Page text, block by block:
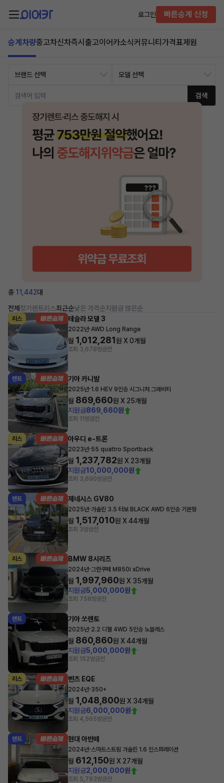
로그인 빠른승계 신청
승계차량중고차신차즉시출고이어카소식커뮤니티 가격표제원
검색
총 11,442대
전체 장기렌트리스최근순낮은 가격순지원금 많은순
리스 테슬라 모델 3
2022년·AWD Long Range
월 1,012,281원 X0개월
조회 3,678방금전
렌트 기아 카니발
2025년·1.6 HEV 9인승 시그니처 그래비티
월 869,660원 X 25개월
지원금869,660원
조회 11 방금전
리스 아우디 e-트론
2023년·55 quattro Sportback
월 1,237,782원 X 23개월
지원금10,000,000원
조회 3,690방금전
렌트 제네시스 GV80
2025년·가솔린 3.5 터보 BLACK AWD 6인승 기본형
월 1,517,010원 X44개월
조회 3방금전
리스 BMW 8시리즈
2024년·그란쿠페 M850i xDrive
월 1,997,960원 X 35개월
지원금5,000,000원
조회 758방금전
렌트 기아 쏘렌토
2025년·2.2 디젤 4WD 5인승 노블레스
월 860,860원 X44개월
지원금5,000,000원
조회 152방금전
리스 벤츠 EQE
2024년·350+
월 1,048,800원 X 34개월
지원금6,000,000원
조회 4,565방금전
렌트 현대 아반떼
2024년·스마트스트림 가솔린 1.6 인스퍼레이션
월 612,150원 X 27개월
지원금2,000,000원
조회 5,793방금전